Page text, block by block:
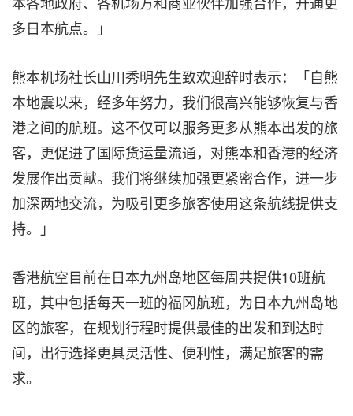
多日本航点。」
熊本机场社长山川秀明先生致欢迎辞时表示：「自熊
本地震以来，经多年努力，我们很高兴能够恢复与香
港之间的航班。这不仅可以服务更多从熊本出发的旅
客，更促进了国际货运量流通，对熊本和香港的经济
发展作出贡献。我们将继续加强更紧密合作，进一步
加深两地交流，为吸引更多旅客使用这条航线提供支
持。」
香港航空目前在日本九州岛地区每周共提供10班航
班，其中包括每天一班的福冈航班，为日本九州岛地
区的旅客，在规划行程时提供最佳的出发和到达时
间，出行选择更具灵活性、便利性，满足旅客的需
求。